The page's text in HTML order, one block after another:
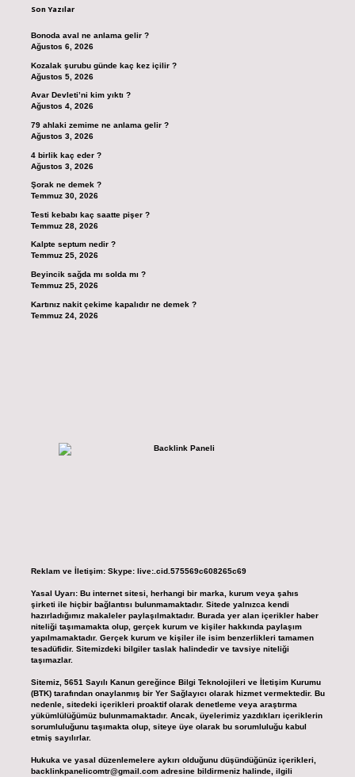
Son Yazılar
Bonoda aval ne anlama gelir ?
Ağustos 6, 2026
Kozalak şurubu günde kaç kez içilir ?
Ağustos 5, 2026
Avar Devleti’ni kim yıktı ?
Ağustos 4, 2026
79 ahlaki zemime ne anlama gelir ?
Ağustos 3, 2026
4 birlik kaç eder ?
Ağustos 3, 2026
Şorak ne demek ?
Temmuz 30, 2026
Testi kebabı kaç saatte pişer ?
Temmuz 28, 2026
Kalpte septum nedir ?
Temmuz 25, 2026
Beyincik sağda mı solda mı ?
Temmuz 25, 2026
Kartınız nakit çekime kapalıdır ne demek ?
Temmuz 24, 2026
Reklam ve İletişim: Skype: live:.cid.575569c608265c69
Yasal Uyarı: Bu internet sitesi, herhangi bir marka, kurum veya şahıs
şirketi ile hiçbir bağlantısı bulunmamaktadır. Sitede yalnızca kendi
hazırladığımız makaleler paylaşılmaktadır. Burada yer alan içerikler haber
niteliği taşımamakta olup, gerçek kurum ve kişiler hakkında paylaşım
yapılmamaktadır. Gerçek kurum ve kişiler ile isim benzerlikleri tamamen
tesadüfidir. Sitemizdeki bilgiler taslak halindedir ve tavsiye niteliği
taşımazlar.
Sitemiz, 5651 Sayılı Kanun gereğince Bilgi Teknolojileri ve İletişim Kurumu
(BTK) tarafından onaylanmış bir Yer Sağlayıcı olarak hizmet vermektedir. Bu
nedenle, sitedeki içerikleri proaktif olarak denetleme veya araştırma
yükümlülüğümüz bulunmamaktadır. Ancak, üyelerimiz yazdıkları içeriklerin
sorumluluğunu taşımakta olup, siteye üye olarak bu sorumluluğu kabul
etmiş sayılırlar.
Hukuka ve yasal düzenlemelere aykırı olduğunu düşündüğünüz içerikleri,
backlinkpanelicomtr@gmail.comadresine bildirmeniz halinde, ilgili